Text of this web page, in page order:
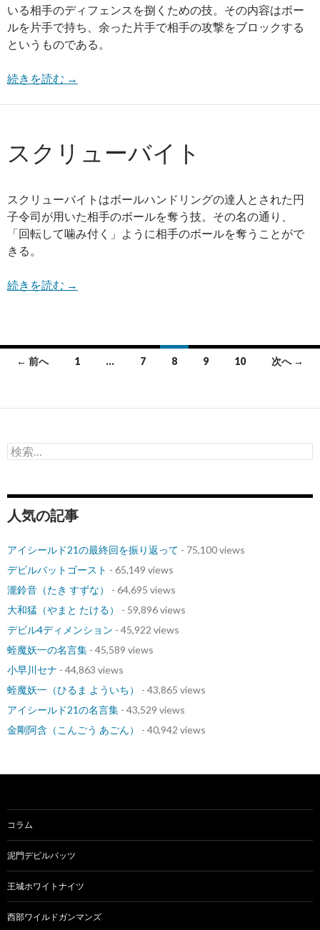
いる相手のディフェンスを捌くための技。その内容はボー
ルを片手で持ち、余った片手で相手の攻撃をブロックする
というものである。
続きを読む →
スクリューバイト
スクリューバイトはボールハンドリングの達人とされた円
子令司が用いた相手のボールを奪う技。その名の通り、
「回転して噛み付く」ように相手のボールを奪うことがで
きる。
続きを読む →
ナ
ゲ
シ
ン
← 前へ 1 … 7 8 9 10 次へ →
検
索:
人気の記事
アイシールド21の最終回を振り返って - 75,100 views
デビルバットゴースト - 65,149 views
瀧鈴音（たき すずな）
- 64,695 views
大和猛（やまと たける）
- 59,896 views
デビル4ディメンション - 45,922 views
蛭魔妖一の名言集 - 45,589 views
小早川セナ - 44,863 views
蛭魔妖一（ひるま よういち）
- 43,865 views
アイシールド21の名言集 - 43,529 views
金剛阿含（こんごう あごん）
- 40,942 views
コラム
泥門デビルバッツ
王城ホワイトナイツ
西部ワイルドガンマンズ